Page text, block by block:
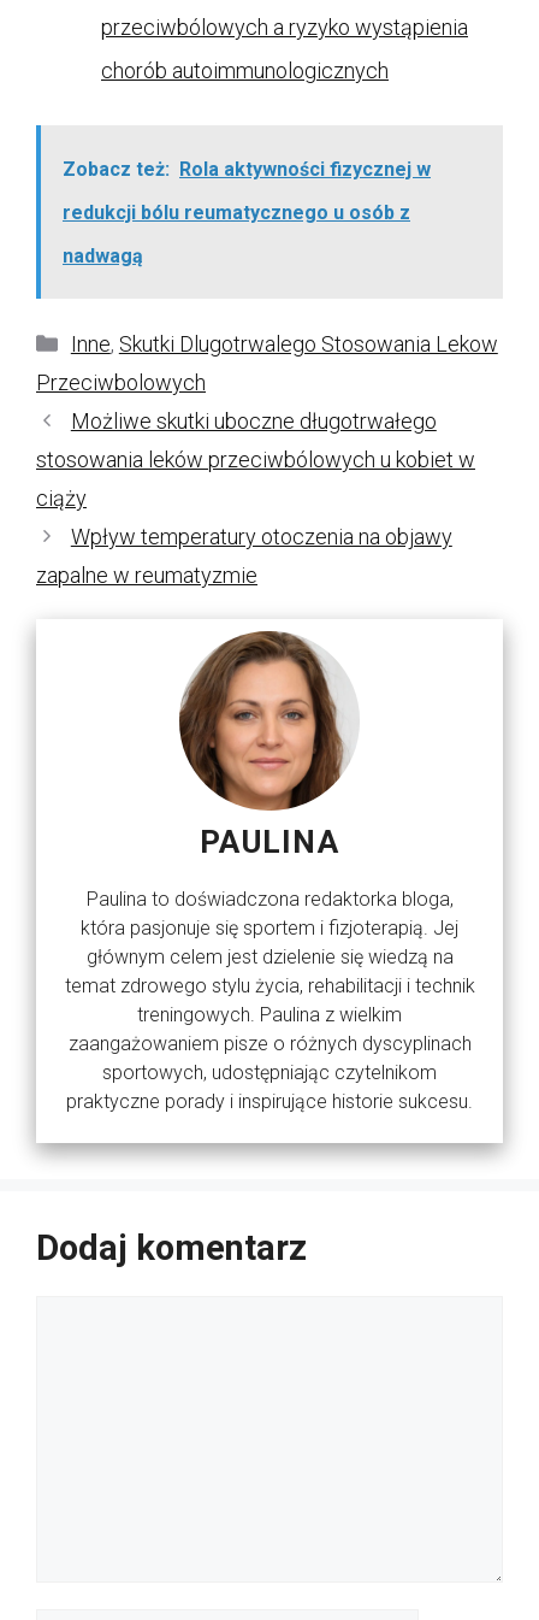
przeciwbólowych a ryzyko wystąpienia
chorób autoimmunologicznych
Zobacz też:
Rola aktywności fizycznej w
redukcji bólu reumatycznego u osób z
nadwagą
Kategorie
Inne, Skutki Dlugotrwalego Stosowania Lekow
Przeciwbolowych
Możliwe skutki uboczne długotrwałego
stosowania leków przeciwbólowych u kobiet w
ciąży
Wpływ temperatury otoczenia na objawy
zapalne w reumatyzmie
PAULINA
Paulina to doświadczona redaktorka bloga,
która pasjonuje się sportem i fizjoterapią. Jej
głównym celem jest dzielenie się wiedzą na
temat zdrowego stylu życia, rehabilitacji i technik
treningowych. Paulina z wielkim
zaangażowaniem pisze o różnych dyscyplinach
sportowych, udostępniając czytelnikom
praktyczne porady i inspirujące historie sukcesu.
Dodaj komentarz